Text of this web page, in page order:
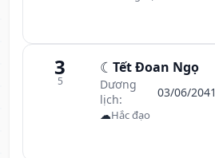
3
5
☾ Tết Đoan Ngọ
Dương
lịch:
03/06/2041
☁Hắc đạo